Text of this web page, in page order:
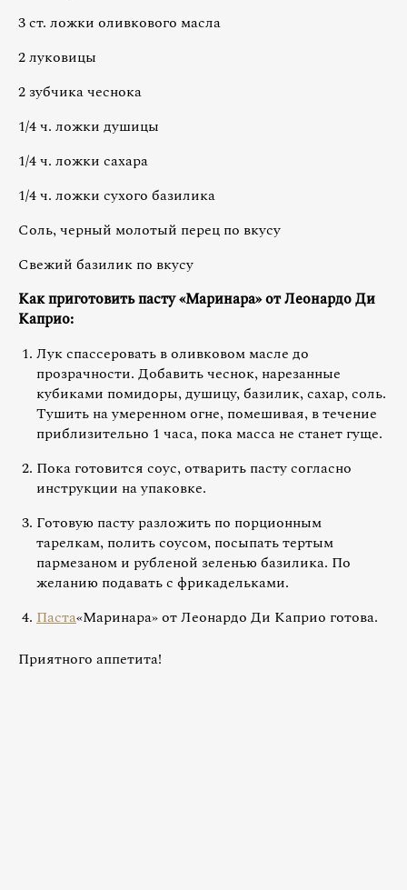
3 ст. ложки оливкового масла
2 луковицы
2 зубчика чеснока
1/4 ч. ложки душицы
1/4 ч. ложки сахара
1/4 ч. ложки сухого базилика
Соль, черный молотый перец по вкусу
Свежий базилик по вкусу
Как приготовить пасту «Маринара» от Леонардо Ди
Каприо:
Лук спассеровать в оливковом масле до
прозрачности. Добавить чеснок, нарезанные
кубиками помидоры, душицу, базилик, сахар, соль.
Тушить на умеренном огне, помешивая, в течение
приблизительно 1 часа, пока масса не станет гуще.
Пока готовится соус, отварить пасту согласно
инструкции на упаковке.
Готовую пасту разложить по порционным
тарелкам, полить соусом, посыпать тертым
пармезаном и рубленой зеленью базилика. По
желанию подавать с фрикадельками.
Паста«Маринара» от Леонардо Ди Каприо готова.
Приятного аппетита!